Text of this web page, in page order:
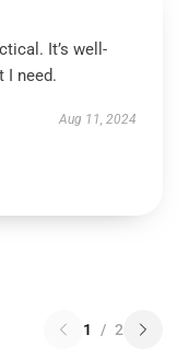
It’s well-
I need.
Aug 11, 2024
1 / 2